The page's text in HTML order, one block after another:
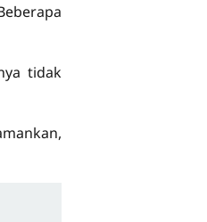
tidak